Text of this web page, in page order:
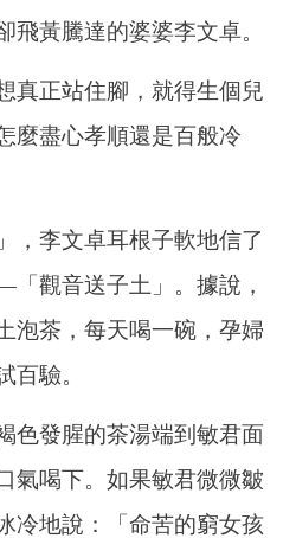
飛黃騰達的婆婆李文卓。
真正站住腳，就得生個兒
麼盡心孝順還是百般冷
，李文卓耳根子軟地信了
觀音送子土」。據說，
泡茶，每天喝一碗，孕婦
百驗。
色發腥的茶湯端到敏君面
氣喝下。如果敏君微微皺
冷地說：「命苦的窮女孩